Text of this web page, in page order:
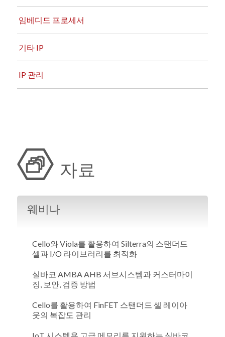
임베디드 프로세서
기타 IP
IP 관리
자료
웨비나
Cello와 Viola를 활용하여 Silterra의 스탠더드
셀과 I/O 라이브러리를 최적화
실바코 AMBA AHB 서브시스템과 커스터마이
징, 보안, 검증 방법
Cello를 활용하여 FinFET 스탠더드 셀 레이아
웃의 복잡도 관리